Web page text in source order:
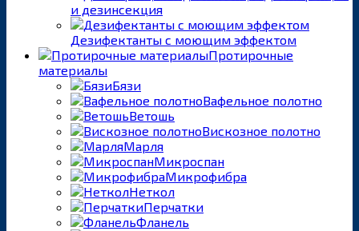
и дезинсекция
Дезифектанты с моющим эффектом
Протирочные
материалы
Бязи
Вафельное полотно
Ветошь
Вискозное полотно
Марля
Микроспан
Микрофибра
Неткол
Перчатки
Фланель